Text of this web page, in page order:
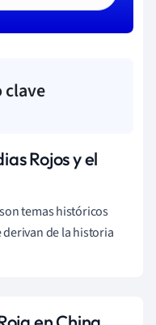
clave
Rojos y el
temas históricos
de la historia